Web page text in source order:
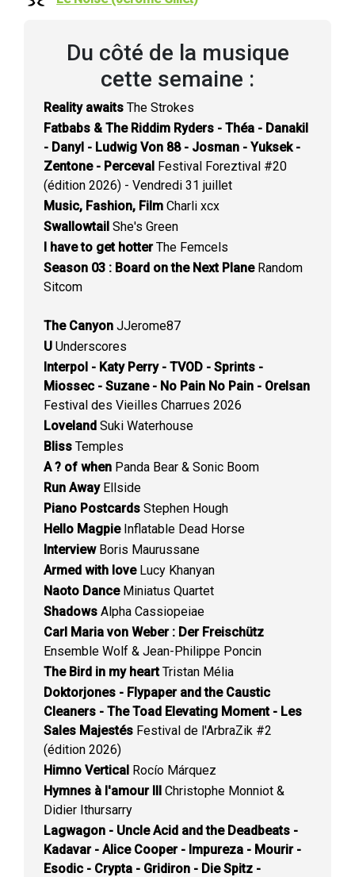
Du côté de la musique
cette semaine :
Reality awaits The Strokes
Fatbabs & The Riddim Ryders - Théa - Danakil
- Danyl - Ludwig Von 88 - Josman - Yuksek -
Zentone - Perceval Festival Foreztival #20
(édition 2026) - Vendredi 31 juillet
Music, Fashion, Film Charli xcx
Swallowtail She's Green
I have to get hotterThe Femcels
Season 03 : Board on the Next PlaneRandom
Sitcom
The Canyon JJerome87
U Underscores
Interpol - Katy Perry - TVOD - Sprints -
Miossec - Suzane - No Pain No Pain - Orelsan
Festival des Vieilles Charrues 2026
Loveland Suki Waterhouse
Bliss Temples
A ? of when Panda Bear & Sonic Boom
Run AwayEllside
Piano Postcards Stephen Hough
Hello MagpieInflatable Dead Horse
InterviewBoris Maurussane
Armed with loveLucy Khanyan
Naoto DanceMiniatus Quartet
Shadows Alpha Cassiopeiae
Carl Maria von Weber : Der Freischütz
Ensemble Wolf & Jean-Philippe Poncin
The Bird in my heartTristan Mélia
Doktorjones - Flypaper and the Caustic
Cleaners - The Toad Elevating Moment - Les
Sales Majestés Festival de l'ArbraZik #2
(édition 2026)
Himno Vertical Rocío Márquez
Hymnes à l'amour III Christophe Monniot &
Didier Ithursarry
Lagwagon - Uncle Acid and the Deadbeats -
Kadavar - Alice Cooper - Impureza - Mourir -
Esodic - Crypta - Gridiron - Die Spitz -